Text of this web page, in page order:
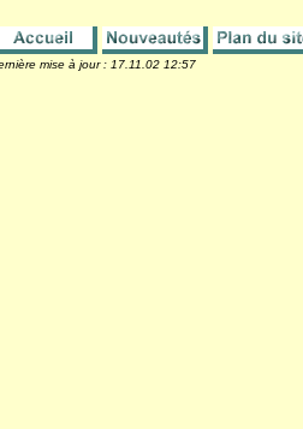
mise à jour : 17.11.02 12:57